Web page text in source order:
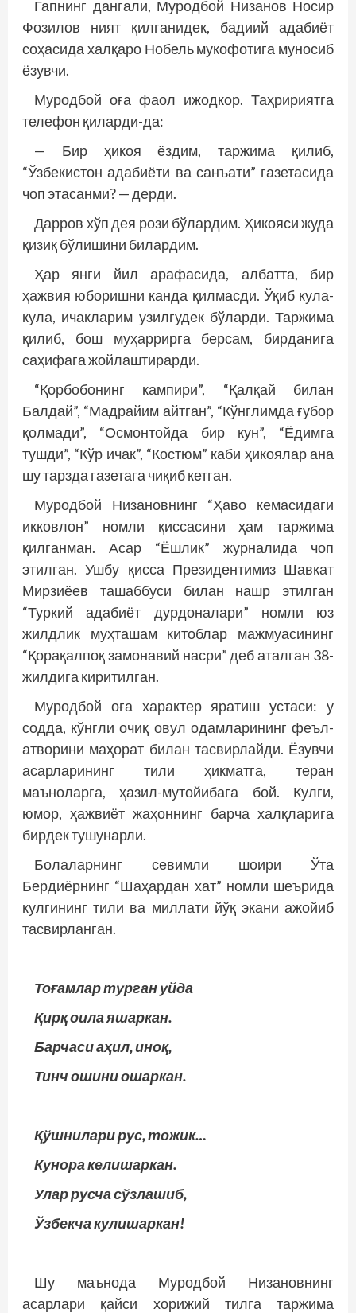
Гапнинг дангали, Муродбой Низанов Носир
Фозилов ният қилганидек, бадиий адабиёт
соҳасида халқаро Нобель мукофотига муносиб
ёзувчи.
Муродбой оға фаол ижодкор. Таҳририятга
телефон қиларди-да:
— Бир ҳикоя ёздим, таржима қилиб,
“Ўзбекистон адабиёти ва санъати” газетасида
чоп этасанми? — дерди.
Дарров хўп дея рози бўлардим. Ҳикояси жуда
қизиқ бўлишини билардим.
Ҳар янги йил арафасида, албатта, бир
ҳажвия юборишни канда қилмасди. Ўқиб кула-
кула, ичакларим узилгудек бўларди. Таржима
қилиб, бош муҳаррирга берсам, бирданига
саҳифага жойлаштирарди.
“Қорбобонинг кампири”, “Қалқай билан
Балдай”, “Мадрайим айтган”, “Кўнглимда ғубор
қолмади”, “Осмонтойда бир кун”, “Ёдимга
тушди”, “Кўр ичак”, “Костюм” каби ҳикоялар ана
шу тарзда газетага чиқиб кетган.
Муродбой Низановнинг “Ҳаво кемасидаги
икковлон” номли қиссасини ҳам таржима
қилганман. Асар “Ёшлик” журналида чоп
этилган. Ушбу қисса Президентимиз Шавкат
Мирзиёев ташаббуси билан нашр этилган
“Туркий адабиёт дурдоналари” номли юз
жилдлик муҳташам китоблар мажмуасининг
“Қорақалпоқ замонавий насри” деб аталган 38-
жилдига киритилган.
Муродбой оға характер яратиш устаси: у
содда, кўнгли очиқ овул одамларининг феъл-
атворини маҳорат билан тасвирлайди. Ёзувчи
асарларининг тили ҳикматга, теран
маъноларга, ҳазил-мутойибага бой. Кулги,
юмор, ҳажвиёт жаҳоннинг барча халқларига
бирдек тушунарли.
Болаларнинг севимли шоири Ўта
Бердиёрнинг “Шаҳардан хат” номли шеърида
кулгининг тили ва миллати йўқ экани ажойиб
тасвирланган.
Тоғамлар турган уйда
Қирқ оила яшаркан.
Барчаси аҳил, иноқ,
Тинч ошини ошаркан.
Қўшнилари рус, тожик…
Кунора келишаркан.
Улар русча сўзлашиб,
Ўзбекча кулишаркан!
Шу маънода Муродбой Низановнинг
асарлари қайси хорижий тилга таржима